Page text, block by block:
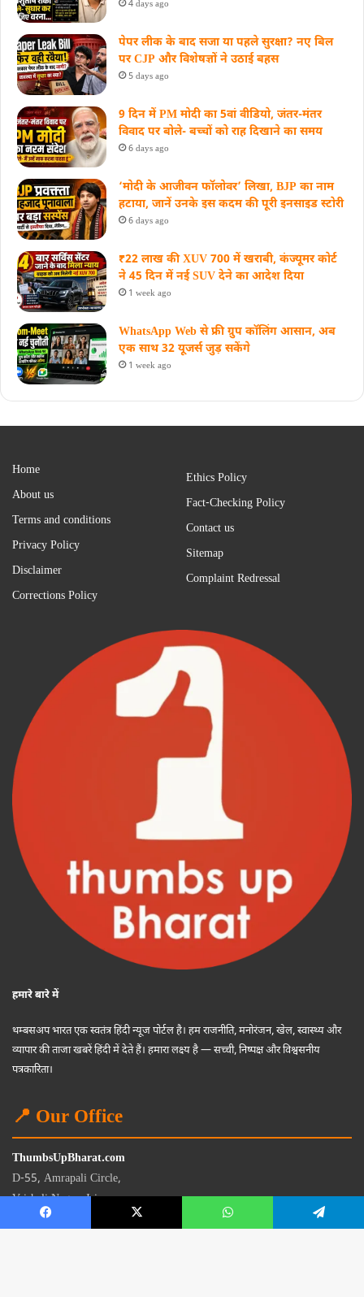
4 days ago
पेपर लीक के बाद सजा या पहले सुरक्षा? नए बिल
पर CJP और विशेषज्ञों ने उठाई बहस
5 days ago
9 दिन में PM मोदी का 5वां वीडियो, जंतर-मंतर
विवाद पर बोले- बच्चों को राह दिखाने का समय
6 days ago
‘मोदी के आजीवन फॉलोवर’ लिखा, BJP का नाम
हटाया, जानें उनके इस कदम की पूरी इनसाइड स्‍टोरी
6 days ago
₹22 लाख की XUV 700 में खराबी, कंज्यूमर कोर्ट
ने 45 दिन में नई SUV देने का आदेश दिया
1 week ago
WhatsApp Web से फ्री ग्रुप कॉलिंग आसान, अब
एक साथ 32 यूजर्स जुड़ सकेंगे
1 week ago
Home
About us
Terms and conditions
Privacy Policy
Disclaimer
Corrections Policy
Ethics Policy
Fact-Checking Policy
Contact us
Sitemap
Complaint Redressal
हमारे बारे में
थम्बसअप भारत एक स्वतंत्र हिंदी न्यूज पोर्टल है। हम राजनीति, मनोरंजन, खेल, स्वास्थ्य और
व्यापार की ताजा खबरें हिंदी में देते हैं। हमारा लक्ष्य है — सच्ची, निष्पक्ष और विश्वसनीय
पत्रकारिता।
📍 Our Office
ThumbsUpBharat.com
D-55, Amrapali Circle,
Vaishali Nagar, Jaipur
Rajasthan - 302021